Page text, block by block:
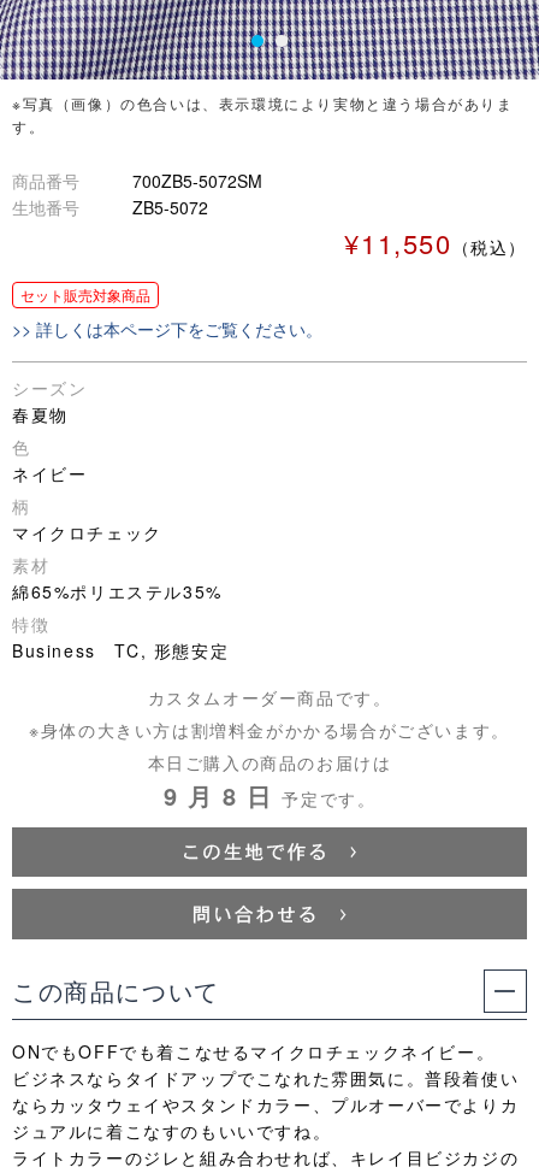
※写真（画像）の色合いは、表示環境により実物と違う場合がありま
す。
商品番号
700ZB5-5072SM
生地番号
ZB5-5072
¥11,550 （税込）
セット販売対象商品
>> 詳しくは本ページ下をご覧ください。
シーズン
春夏物
色
ネイビー
柄
マイクロチェック
素材
綿65%ポリエステル35%
特徴
Business TC, 形態安定
カスタムオーダー商品です。
※身体の大きい方は割増料金がかかる場合がございます。
本日ご購入の商品のお届けは
9 月 8 日予定です。
この商品について
ONでもOFFでも着こなせるマイクロチェックネイビー。
ビジネスならタイドアップでこなれた雰囲気に。普段着使い
ならカッタウェイやスタンドカラー、プルオーバーでよりカ
ジュアルに着こなすのもいいですね。
ライトカラーのジレと組み合わせれば、キレイ目ビジカジの